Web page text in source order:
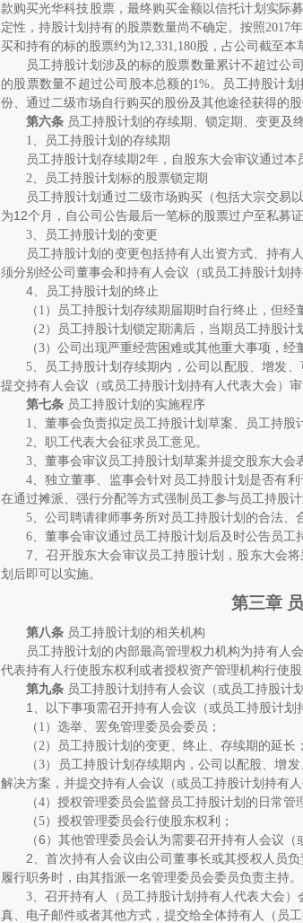
款购买光华科技股票，最终购买金额以信托计划实际
定性，持股计划持有的股票数量尚不确定。按照2017年
买和持有的标的股票约为12,331,180股，占公司截至本
员工持股计划涉及的标的股票数量累计不超过公
的股票数量不超过公司股本总额的1% 。员工持股计
份、通过二级市场自行购买的股份及其他途径获得的股
第六条 员工持股计划的存续期、锁定期、变更及
1
、员工持股计划的存续期
员工持股计划存续期2年，自股东大会审议通过本
2 、员工持股计划标的股票锁定期
员工持股计划通过二级市场购买（包括大宗交易
为12个月，自公司公告最后一笔标的股票过户至私募
3 、员工持股计划的变更
员工持股计划的变更包括持有人出资方式、持有
须分别经公司董事会和持有人会议（或员工持股计划持
4 、员工持股计划的终止
（ 1 ）
员工持股计划存续期届期时自行终止，但经
（ 2 ）
员工持股计划锁定期满后，当期员工持股计
（3）公司出现严重经营困难或其他重大事项，经
5 、员工持股计划存续期内，公司以配股、增发
提交持有人会议（或员工持股计划持有人代表大会）审
第七条 员工持股计划的实施程序
1
、董事会负责拟定员工持股计划草案、员工持股
2 、职工代表大会征求员工意见。
3 、董事会审议员工持股计划草案并提交股东大会
4 、独立董事、监事会针对员工持股计划是否有
在通过摊派、强行分配等方式强制员工参与员工持股计
5 、公司聘请律师事务所对员工持股计划的合法、
6 、董事会审议通过员工持股计划后及时公告员工
7 、召开股东大会审议员工持股计划，股东大会
划后即可以实施。
第三章
第八条 员工持股计划的相关机构
员工持股计划的内部最高管理权力机构为持有人
代表持有人行使股东权利或者授权资产管理机构行使股
第九条 员工持股计划持有人会议（或员工持股计
1 以下事项需召开持有人会议（或员工持股计划
（ 1 ）选举、罢免管理委员会委员；
（ 2 ）员工持股计划的变更、终止、存续期的延长；
（3）员工持股计划存续期内，公司以配股、增
解决方案，并提交持有人会议（或员工持股计划持有人
（4）授权管理委员会监督员工持股计划的日常管
（5）授权管理委员会行使股东权利；
（6）其他管理委员会认为需要召开持有人会议（
2 、首次持有人会议由公司董事长或其授权人员
履行职务时，由其指派一名管理委员会委员负责主持。
3 、召开持有人（员工持股计划持有人代表大会）
真、电子邮件或者其他方式，提交给全体持有人（员